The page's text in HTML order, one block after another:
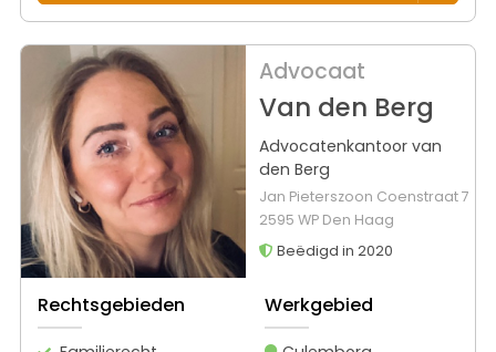
Advocaat
Van den Berg
Advocatenkantoor van
den Berg
Jan Pieterszoon Coenstraat 7
2595 WP Den Haag
Beëdigd in 2020
Rechtsgebieden Werkgebied